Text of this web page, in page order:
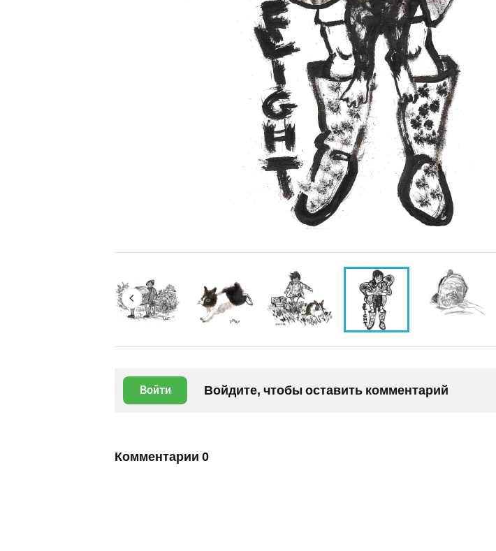
Войти Войдите, чтобы оставить комментарий
Комментарии 0